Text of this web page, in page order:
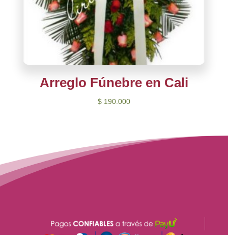
Arreglo Fúnebre en Cali
$190.000